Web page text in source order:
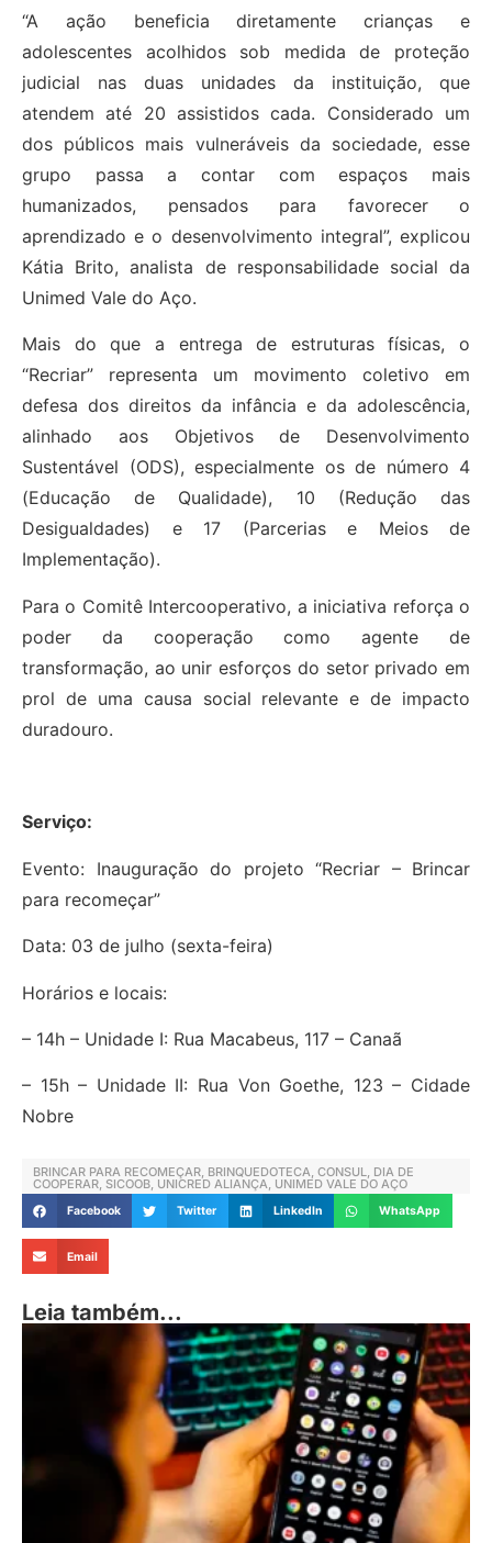
“A ação beneficia diretamente crianças e
adolescentes acolhidos sob medida de proteção
judicial nas duas unidades da instituição, que
atendem até 20 assistidos cada. Considerado um
dos públicos mais vulneráveis da sociedade, esse
grupo passa a contar com espaços mais
humanizados, pensados para favorecer o
aprendizado e o desenvolvimento integral”, explicou
Kátia Brito, analista de responsabilidade social da
Unimed Vale do Aço.
Mais do que a entrega de estruturas físicas, o
“Recriar” representa um movimento coletivo em
defesa dos direitos da infância e da adolescência,
alinhado aos Objetivos de Desenvolvimento
Sustentável (ODS), especialmente os de número 4
(Educação de Qualidade), 10 (Redução das
Desigualdades) e 17 (Parcerias e Meios de
Implementação).
Para o Comitê Intercooperativo, a iniciativa reforça o
poder da cooperação como agente de
transformação, ao unir esforços do setor privado em
prol de uma causa social relevante e de impacto
duradouro.
Serviço:
Evento: Inauguração do projeto “Recriar – Brincar
para recomeçar”
Data: 03 de julho (sexta-feira)
Horários e locais:
– 14h – Unidade I: Rua Macabeus, 117 – Canaã
– 15h – Unidade II: Rua Von Goethe, 123 – Cidade
Nobre
BRINCAR PARA RECOMEÇAR, BRINQUEDOTECA, CONSUL, DIA DE
COOPERAR, SICOOB, UNICRED ALIANÇA, UNIMED VALE DO AÇO
Facebook Twitter LinkedIn WhatsApp
Email
Leia também...